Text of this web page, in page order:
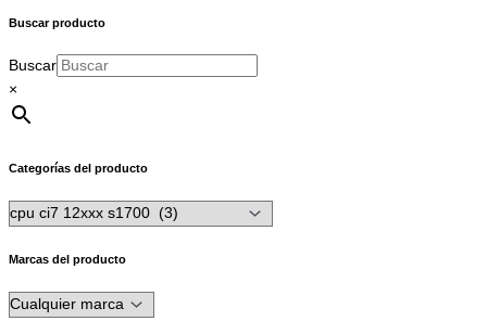
Buscar producto
Buscar
×
Categorías del producto
Marcas del producto